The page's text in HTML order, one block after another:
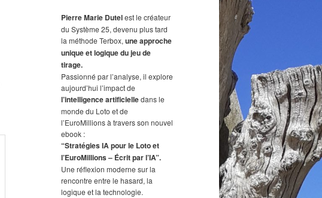
h
e
r
c
h
e
Pierre Marie Dutelest le créateur
du Système 25, devenu plus tard
la méthode Terbox, une approche
unique et logique du jeu de
tirage.
Passionné par l’analyse, il explore
aujourd’hui l’impact de
l’intelligence artificielledans le
monde du Loto et de
l’EuroMillions à travers son nouvel
ebook :
“Stratégies IA pour le Loto et
l’EuroMillions – Écrit par l’IA”.
Une réflexion moderne sur la
rencontre entre le hasard, la
logique et la technologie.